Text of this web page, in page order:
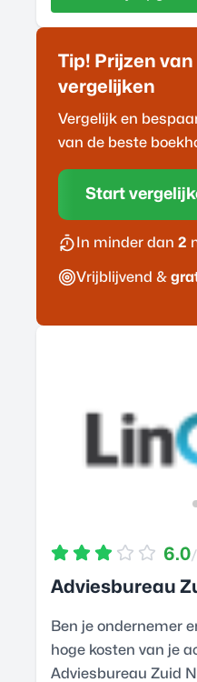
Tip! Prijzen van
vergelijken
Vergelijk en
van de beste
Start
In minder dan 2
Vrijblijvend &
6.0
Adviesbureau
Ben je ondernemer
hoge kosten van je
Adviesbureau Zuid